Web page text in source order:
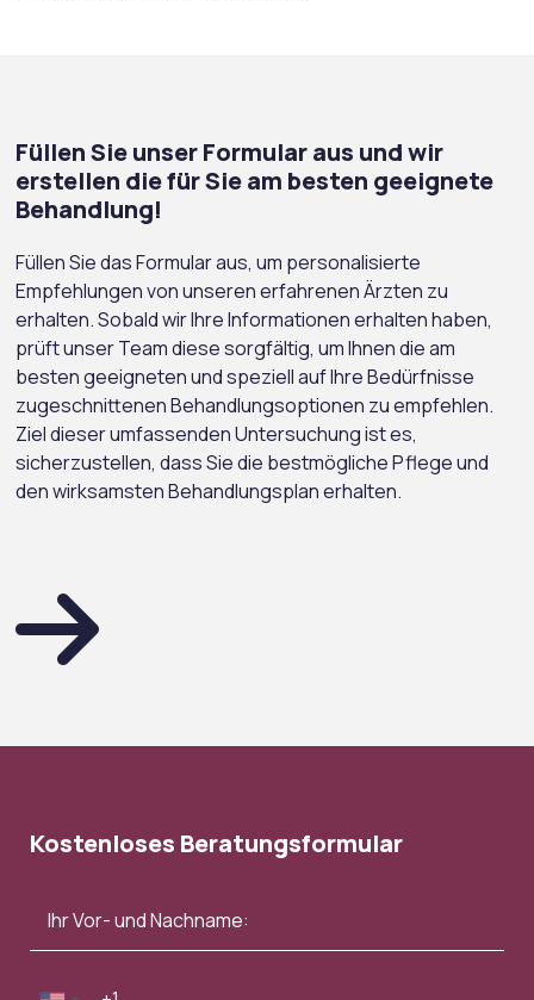
Füllen Sie unser Formular aus und wir
erstellen die für Sie am besten geeignete
Behandlung!
Füllen Sie das Formular aus, um personalisierte
Empfehlungen von unseren erfahrenen Ärzten zu
erhalten. Sobald wir Ihre Informationen erhalten haben,
prüft unser Team diese sorgfältig, um Ihnen die am
besten geeigneten und speziell auf Ihre Bedürfnisse
zugeschnittenen Behandlungsoptionen zu empfehlen.
Ziel dieser umfassenden Untersuchung ist es,
sicherzustellen, dass Sie die bestmögliche Pflege und
den wirksamsten Behandlungsplan erhalten.
Kostenloses Beratungsformular